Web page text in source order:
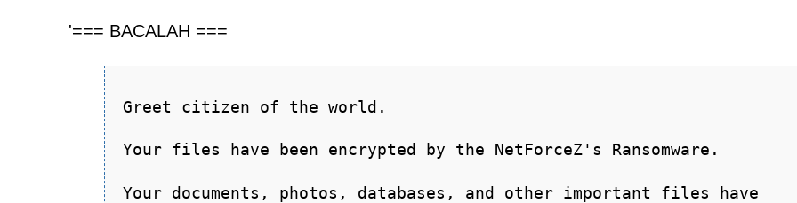
'=== BACALAH ===
Greet citizen of the world.
Your files have been encrypted by the NetForceZ's Ransomware.
Your documents, photos, databases, and other important files have